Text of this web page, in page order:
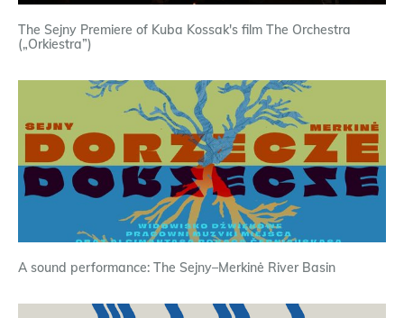
The Sejny Premiere of Kuba Kossak's film The Orchestra
(„Orkiestra”)
A sound performance: The Sejny–Merkinė River Basin